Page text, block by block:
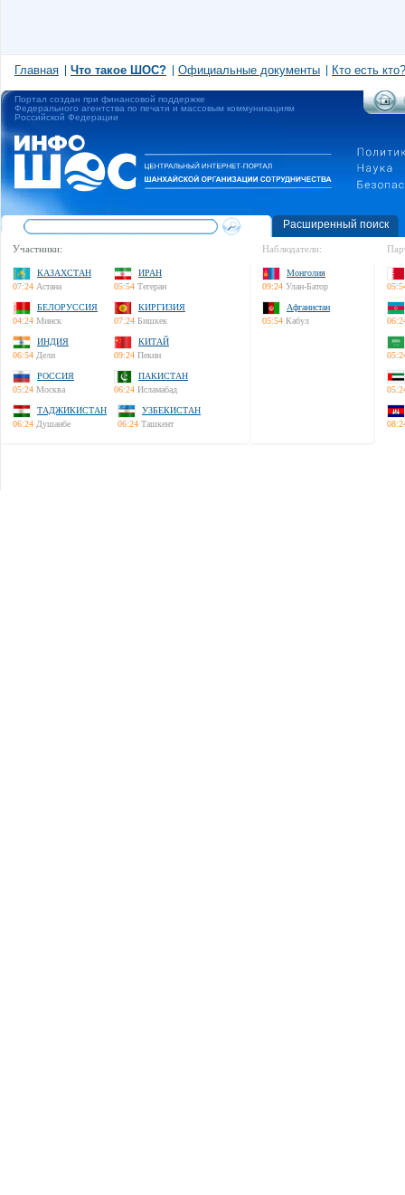
Главная Что такое ШОС? Официальные документы Кто есть кто?
Портал создан при финансовой поддержке
Федерального агентства по печати и массовым коммуникациям
Российской Федерации
Расширенный поиск
Участники:
КАЗАХСТАН
07:24 Астана
ИРАН
05:54 Тегеран
БЕЛОРУССИЯ
04:24 Минск
КИРГИЗИЯ
07:24 Бишкек
ИНДИЯ
06:54 Дели
КИТАЙ
09:24 Пекин
РОССИЯ
05:24 Москва
ПАКИСТАН
06:24 Исламабад
ТАДЖИКИСТАН
06:24 Душанбе
УЗБЕКИСТАН
06:24 Ташкент
Наблюдатели:
Монголия
09:24 Улан-Батор
Афганистан
05:54 Кабул